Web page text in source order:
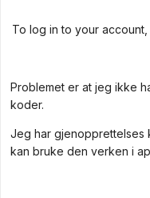
To log in to your
Problemet er at jeg ikke
koder.
Jeg har gjenopprettelses
kan bruke den verken i